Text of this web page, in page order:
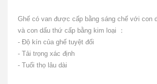
Ghế có van được cấp bằng sáng chế với con
và con dấu thứ cấp bằng kim loại
：
- Độ kín của ghế tuyệt đối
- Tải trọng xác định
- Tuổi thọ lâu dài